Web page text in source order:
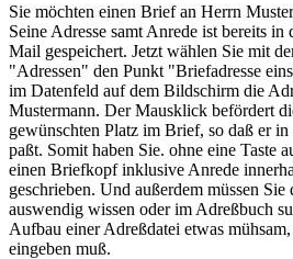
Sie möchten einen Brief an Herrn
Seine Adresse samt Anrede ist bereits
Mail gespeichert. Jetzt wählen Sie mit
"Adressen" den Punkt "Briefadresse
im Datenfeld auf dem Bildschirm die
Mustermann. Der Mausklick befördert
gewünschten Platz im Brief, so daß er in
paßt. Somit haben Sie. ohne eine Taste
einen Briefkopf inklusive Anrede
geschrieben. Und außerdem müssen Sie
auswendig wissen oder im Adreßbuch
Aufbau einer Adreßdatei etwas
eingeben muß.